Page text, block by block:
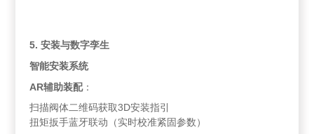
5. 安装与数字孪生
智能安装系统
AR辅助装配：
扫描阀体二维码获取3D安装指引
扭矩扳手蓝牙联动（实时校准紧固参数）